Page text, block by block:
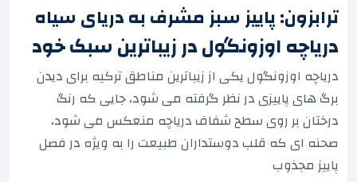
ترابزون: پاییز سبز مشرف به دریای سیاه
دریاچه اوزونگول در زیباترین سبک خود
دریاچه اوزونگول یکی از زیباترین مناطق ترکیه برای دیدن
برگ های پاییزی در نظر گرفته می شود، جایی که رنگ
درختان بر روی سطح شفاف دریاچه منعکس می شود،
صحنه ای که قلب دوستداران طبیعت را به ویژه در فصل
پاییز مجذوب